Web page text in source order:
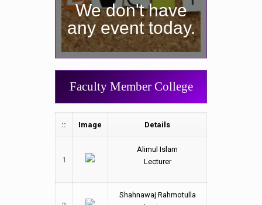
We don't have
any event today.
Faculty Member College
:: Image Details
1
Alimul Islam
Lecturer
Shahnawaj Rahmotulla